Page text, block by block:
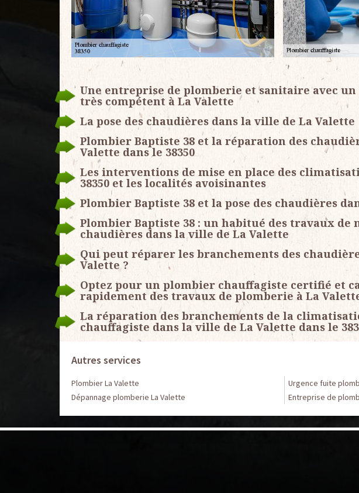
Une entreprise de plomberie et sanitaire avec
très compétent à La Valette
La pose des chaudières dans la ville de La Valette
Plombier Baptiste 38 et la réparation des
Valette dans le 38350
Les interventions de mise en place des
38350 et les localités avoisinantes
Plombier Baptiste 38 et la pose des chaudières
Plombier Baptiste 38 : un habitué des travaux de
chaudières dans la ville de La Valette
Qui peut réparer les branchements des
Valette ?
Optez pour un plombier chauffagiste certifié et
rapidement des travaux de plomberie à La
La réparation des branchements de la
chauffagiste dans la ville de La Valette dans le
Autres services
Plombier La Valette
Dépannage plomberie La Valette
Urgence fuite
Entreprise de